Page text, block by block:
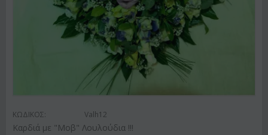
ΚΩΔΙΚΟΣ: Valh12
Καρδιά με "Μοβ" Λουλούδια !!!